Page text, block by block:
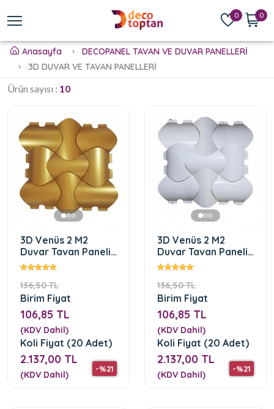
0 0
Anasayfa
DECOPANEL TAVAN VE DUVAR PANELLERİ
3D DUVAR VE TAVAN PANELLERİ
Ürün sayısı : 10
3D Venüs 2 M2
Duvar Tavan Paneli
Altın Rengi
136,50 TL
-%21
Birim Fiyat
106,85 TL
(KDV Dahil)
Koli Fiyat (20 Adet)
2.137,00 TL
(KDV Dahil)
3D Venüs 2 M2
Duvar Tavan Paneli
Beyaz Rengi
136,50 TL
-%21
Birim Fiyat
106,85 TL
(KDV Dahil)
Koli Fiyat (20 Adet)
2.137,00 TL
(KDV Dahil)